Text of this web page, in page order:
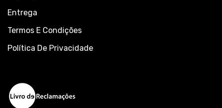
Entrega
Termos E Condições
Política De Privacidade